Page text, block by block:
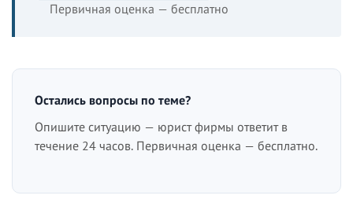
Первичная оценка — бесплатно
Остались вопросы по теме?
Опишите ситуацию — юрист фирмы ответит в
течение 24 часов. Первичная оценка — бесплатно.